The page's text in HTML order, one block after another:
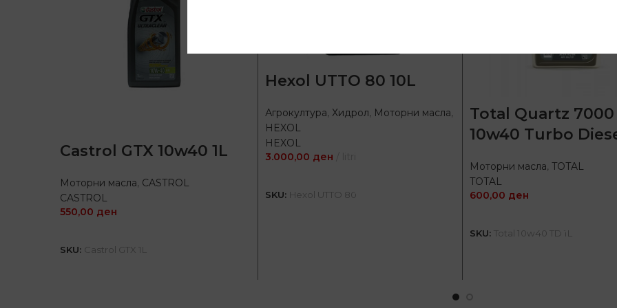
Castrol GTX 10w40 1L
Моторни масла, CASTROL
CASTROL
550,00 ден
SKU: Castrol GTX 1L
Hexol UTTO 80 10L
Агрокултура, Хидрол, Моторни масла,
HEXOL
HEXOL
3.000,00 ден
SKU: Hexol UTTO 80
Total Quartz 7000
10w40 Turbo
Моторни масла,TOTAL
TOTAL
600,00 ден
SKU: Total 10w40 TD 1L